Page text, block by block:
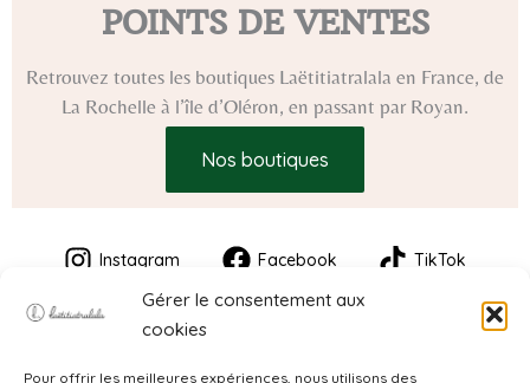
Gérer le consentement aux
cookies
Pour offrir les meilleures expériences, nous utilisons des
POINTS DE VENTES
Retrouvez toutes les boutiques Laëtitiatralala en France, de
La Rochelle à l’île d’Oléron, en passant par Royan.
Nos boutiques
Instagram Facebook TikTok